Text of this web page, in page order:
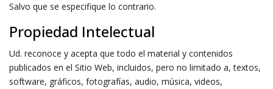
Salvo que se especifique lo contrario.
Propiedad Intelectual
Ud. reconoce y acepta que todo el material y contenidos
publicados en el Sitio Web, incluidos, pero no limitado a, textos,
software, gráficos, fotografías, audio, música, videos,